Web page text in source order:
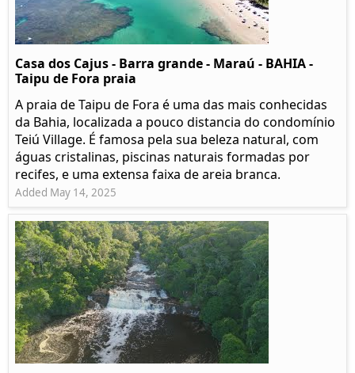
Casa dos Cajus - Barra grande - Maraú - BAHIA -
Taipu de Fora praia
A praia de Taipu de Fora é uma das mais conhecidas
da Bahia, localizada a pouco distancia do condomínio
Teiú Village. É famosa pela sua beleza natural, com
águas cristalinas, piscinas naturais formadas por
recifes, e uma extensa faixa de areia branca.
Added May 14, 2025